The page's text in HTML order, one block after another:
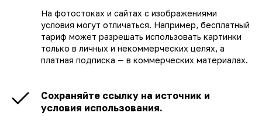
На фотостоках и сайтах с изображениями
условия могут отличаться. Например, бесплатный
тариф может разрешать использовать картинки
только в личных и некоммерческих целях, а
платная подписка — в коммерческих материалах.
Сохраняйте ссылку на источник и
условия использования.